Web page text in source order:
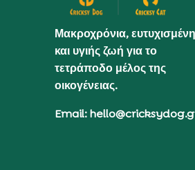
Μακροχρόνια, ευτυχισμένη
και υγιής ζωή για το
τετράποδο μέλος της
οικογένειας.
Email: